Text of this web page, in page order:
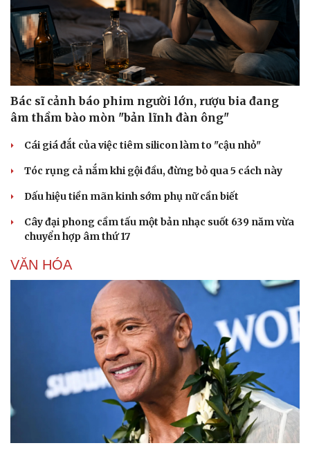
Bác sĩ cảnh báo phim người lớn, rượu bia đang
âm thầm bào mòn "bản lĩnh đàn ông"
Cái giá đắt của việc tiêm silicon làm to "cậu nhỏ"
Tóc rụng cả nắm khi gội đầu, đừng bỏ qua 5 cách này
Dấu hiệu tiền mãn kinh sớm phụ nữ cần biết
Cây đại phong cầm tấu một bản nhạc suốt 639 năm vừa
chuyển hợp âm thứ 17
VĂN HÓA